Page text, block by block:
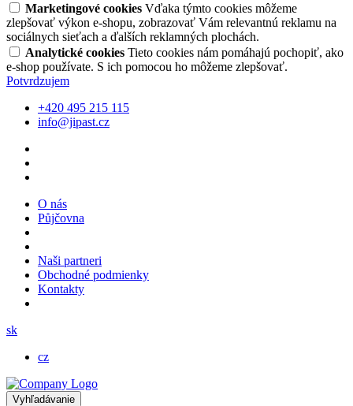
Marketingové cookies Vďaka týmto cookies môžeme
zlepšovať výkon e-shopu, zobrazovať Vám relevantnú reklamu na
sociálnych sieťach a ďalších reklamných plochách.
Analytické cookies Tieto cookies nám pomáhajú pochopiť, ako
e-shop používate. S ich pomocou ho môžeme zlepšovať.
Potvrdzujem
+420 495 215 115
info@jipast.cz
O nás
Půjčovna
Naši partneri
Obchodné podmienky
Kontakty
sk
cz
Vyhľadávanie